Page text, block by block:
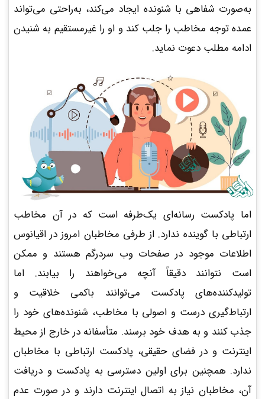
به‌صورت شفاهی با شنونده ایجاد می‌کند، به‌راحتی می‌تواند
عمده توجه مخاطب را جلب کند و او را غیرمستقیم به شنیدن
ادامه­ مطلب دعوت نماید.
اما پادکست رسانه­‌ای یک‌طرفه است که در آن مخاطب
ارتباطی با گوینده ندارد. از طرفی مخاطبان امروز در اقیانوس
اطلاعات موجود در صفحات وب سردرگم هستند و ممکن
است نتوانند دقیقاً آنچه می‌خواهند را بیابند. اما
تولیدکننده‌های پادکست می‌توانند باکمی خلاقیت و
ارتباط‌گیری درست و اصولی با مخاطب، شنونده‌های خود را
جذب کنند و به هدف خود برسند. متأسفانه در خارج از محیط
اینترنت و در فضای حقیقی، پادکست ارتباطی با مخاطبان
ندارد. همچنین برای اولین دسترسی به پادکست و دریافت
آن، مخاطبان نیاز به اتصال اینترنت دارند و در صورت عدم